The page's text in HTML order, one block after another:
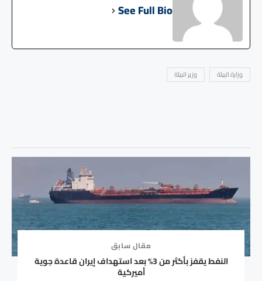
See Full Bio
وزارة البيئة وزير البيئة
مقال سابق
النفط يقفز بأكثر من 3% بعد استهداف إيران قاعدة جوية
أميركية